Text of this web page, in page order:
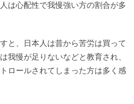
は心配性で我慢強い方の割合が多
と、日本人は昔から苦労は買って
我慢が足りないなどと教育され、
ロールされてしまった方は多く感